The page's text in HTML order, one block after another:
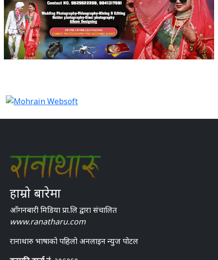
हाम्रो बारेमा
आँगनबारी मिडिया प्रा.लि द्वारा संचालित
www.ranatharu.com
रानाथारु भाषाको पहिलो अनलाइन न्युज पोटल